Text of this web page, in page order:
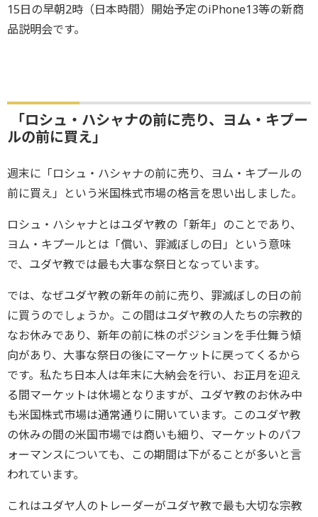
15日の早朝2時（日本時間）開始予定のiPhone13等の新商
品説明会です。
「ロシュ・ハシャナの前に売り、ヨム・キプー
ルの前に買え」
週末に「ロシュ・ハシャナの前に売り、ヨム・キプールの
前に買え」という米国株式市場の格言を思い出しました。
ロシュ・ハシャナとはユダヤ教の「新年」のことであり、
ヨム・キプールとは「償い、罪滅ぼしの日」という意味
で、ユダヤ教では最も大事な祭日となっています。
では、なぜユダヤ教の新年の前に売り、罪滅ぼしの日の前
に買うのでしょうか。この間はユダヤ教の人たちの宗教的
なお休みであり、新年の前に株のポジションを手仕舞う傾
向があり、大事な祭日の後にマーケットに戻ってくるから
です。私たち日本人は年末に大納会を行い、お正月を迎え
る間マーケットは休場となりますが、ユダヤ教のお休み中
も米国株式市場は通常通りに開いています。このユダヤ教
の休みの間の米国市場では商いも細り、マーケットのパフ
ォーマンスについても、この期間は下がることが多いと言
われています。
これはユダヤ人のトレーダーがユダヤ教で最も大切な宗教